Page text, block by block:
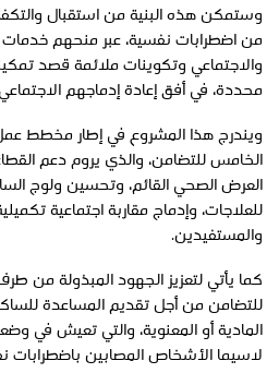
وستمكن هذه البنية من استقبال
من اضطرابات نفسية، عبر منحهم خدمات
والاجتماعي وتكوينات ملائمة قصد
محددة، في أفق إعادة إدماجهم
ويندرج هذا المشروع في إطار مخطط
الخامس للتضامن، والذي يروم دعم
العرض الصحي القائم، وتحسين ولوج
للعلاجات، وإدماج مقاربة اجتماعية
والمستفيدين.
كما يأتي لتعزيز الجهود المبذولة
للتضامن من أجل تقديم المساعدة
المادية أو المعنوية، والتي تعيش في
لاسيما الأشخاص المصابين باضطرابات